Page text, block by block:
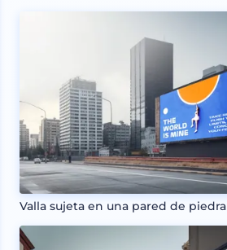
Valla sujeta en una pared de piedra